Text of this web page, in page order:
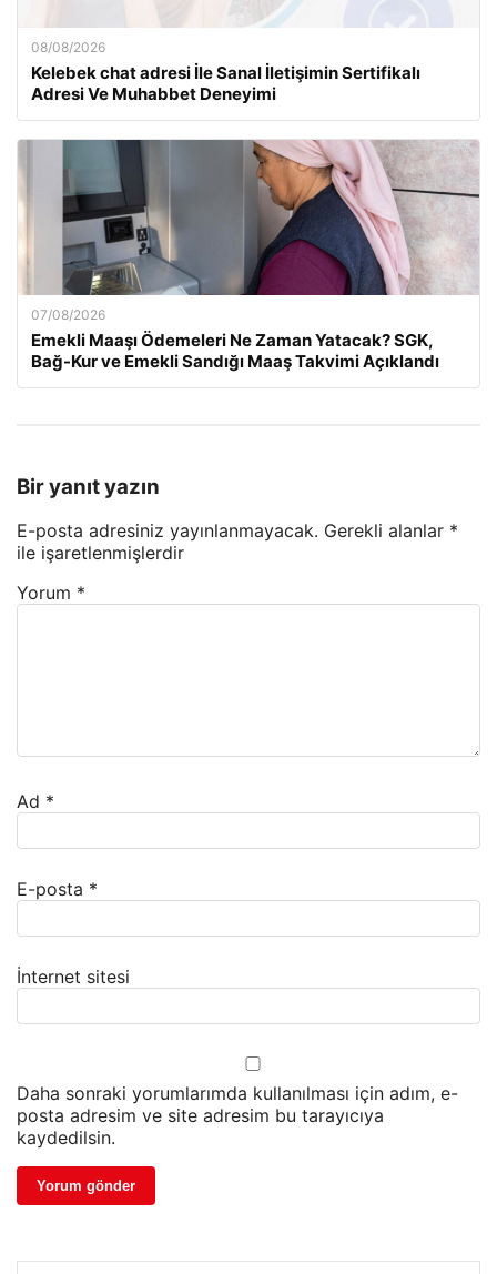
08/08/2026
Kelebek chat adresi İle Sanal İletişimin Sertifikalı
Adresi Ve Muhabbet Deneyimi
07/08/2026
Emekli Maaşı Ödemeleri Ne Zaman Yatacak? SGK,
Bağ-Kur ve Emekli Sandığı Maaş Takvimi Açıklandı
Bir yanıt yazın
E-posta adresiniz yayınlanmayacak. Gerekli alanlar *
ile işaretlenmişlerdir
Yorum *
Ad *
E-posta *
İnternet sitesi
Daha sonraki yorumlarımda kullanılması için adım, e-
posta adresim ve site adresim bu tarayıcıya
kaydedilsin.